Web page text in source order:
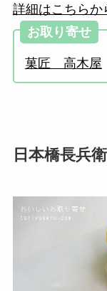
詳細はこちらか
お取り寄せ
菓匠 高木屋
日本橋長兵